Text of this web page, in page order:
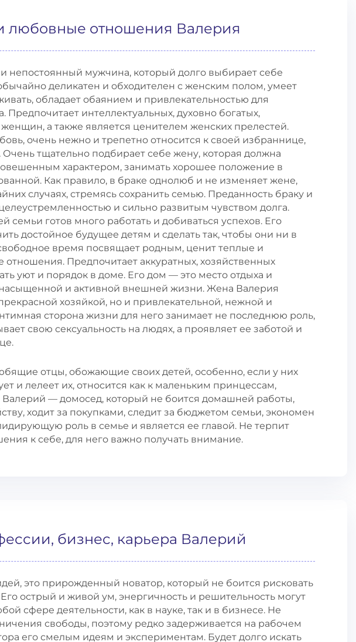
любовные отношения Валерия
мужчина, который долго выбирает себе
деликатен и обходителен с женским полом, умеет
обладает обаянием и привлекательностью для
Предпочитает интеллектуальных, духовно богатых,
а также является ценителем женских прелестей.
очень нежно и трепетно относится к своей избраннице,
тщательно подбирает себе жену, которая должна
характером, занимать хорошее положение в
Как правило, в браке однолюб и не изменяет жене,
случаях, стремясь сохранить семью. Преданность браку и
и сильно развитым чувством долга.
семьи готов много работать и добиваться успехов. Его
достойное будущее детям и сделать так, чтобы они ни в
время посвящает родным, ценит теплые и
Предпочитает аккуратных, хозяйственных
уют и порядок в доме. Его дом — это место отдыха и
насыщенной и активной внешней жизни. Жена Валерия
хозяйкой, но и привлекательной, нежной и
сторона жизни для него занимает не последнюю роль,
свою сексуальность на людях, а проявляет ее заботой и
отцы, обожающие своих детей, особенно, если у них
и лелеет их, относится как к маленьким принцессам,
Валерий — домосед, который не боится домашней работы,
ходит за покупками, следит за бюджетом семьи, экономен
роль в семье и является ее главой. Не терпит
к себе, для него важно получать внимание.
бизнес, карьера Валерий
это прирожденный новатор, который не боится рисковать
острый и живой ум, энергичность и решительность могут
сфере деятельности, как в науке, так и в бизнесе. Не
свободы, поэтому редко задерживается на рабочем
его смелым идеям и экспериментам. Будет долго искать